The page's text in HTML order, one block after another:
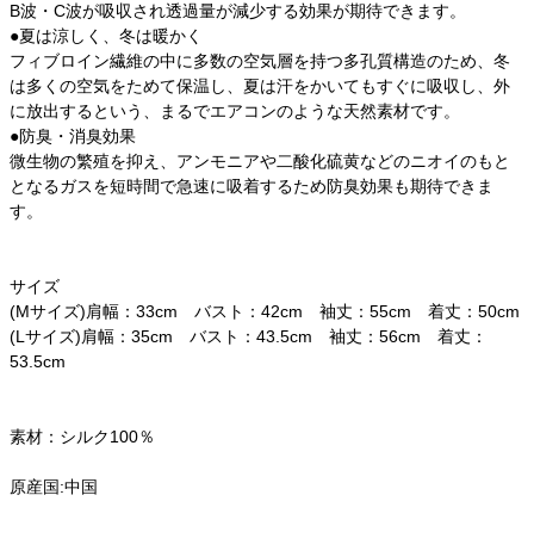
B波・C波が吸収され透過量が減少する効果が期待できます。
●夏は涼しく、冬は暖かく
フィブロイン繊維の中に多数の空気層を持つ多孔質構造のため、冬
は多くの空気をためて保温し、夏は汗をかいてもすぐに吸収し、外
に放出するという、まるでエアコンのような天然素材です。
●防臭・消臭効果
微生物の繁殖を抑え、アンモニアや二酸化硫黄などのニオイのもと
となるガスを短時間で急速に吸着するため防臭効果も期待できま
す。
サイズ
(Mサイズ)肩幅：33cm バスト：42cm 袖丈：55cm 着丈：50cm
(Lサイズ)肩幅：35cm バスト：43.5cm 袖丈：56cm 着丈：
53.5cm
素材：シルク100％
原産国:中国